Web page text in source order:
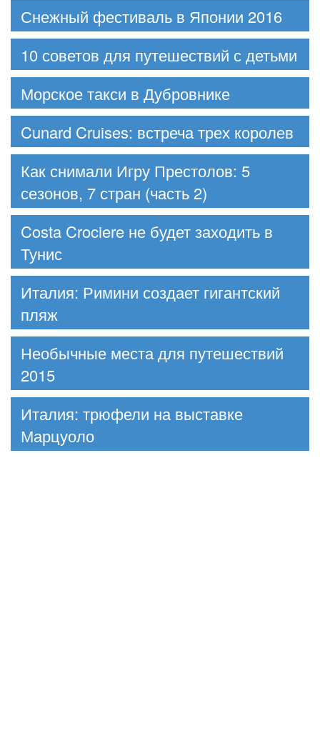
Снежный фестиваль в Японии 2016
10 советов для путешествий с детьми
Морское такси в Дубровнике
Cunard Cruises: встреча трех королев
Как снимали Игру Престолов: 5
сезонов, 7 стран (часть 2)
Costa Crociere не будет заходить в
Тунис
Италия: Римини создает гигантский
пляж
Необычные места для путешествий
2015
Италия: трюфели на выставке
Марцуоло